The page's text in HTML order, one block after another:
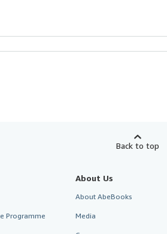
Back to top
Programme
About Us
About AbeBooks
Media